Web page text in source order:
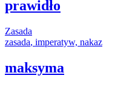
prawidło
Zasada
zasada, imperatyw, nakaz
maksyma